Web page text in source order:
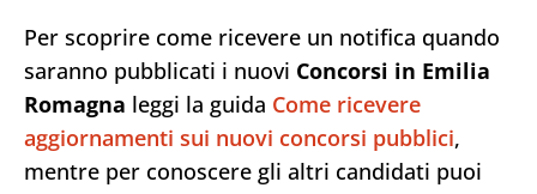
Per scoprire come ricevere un notifica quando
saranno pubblicati i nuovi Concorsi in Emilia
Romagna leggi la guida Come ricevere
aggiornamenti sui nuovi concorsi pubblici,
mentre per conoscere gli altri candidati puoi